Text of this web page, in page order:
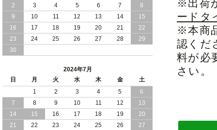
※出荷
ードタ
※本商
認くだ
料が必
さい。
2024/04/23
すのこ の 床板 簡単 軽い コンパクトな
大容量 収納 跳ね上げ式 ベッド
2024/03/28
おすすめ クイーン キング ワイドキング
サイズ で 通気性ある すのこ仕様 大容
畳 仕様 で 敷き布団 が使える 引き出し
収納 付き 大容量 チェスト ベッド 日本
製 ヘッドボードなし
2024/02/23
畳 の 床面 で 敷き布団 で 寝られる 引き
出し 収納庫 付 大容量 チェスト ベッド
日本製
2
3 4 5 6 7
8
9
10 11 12 13 14
15
16
17 18 19 20 21
22
23
24 25 26 27 28
29
30
2024年7月
日
月 火 水 木 金
土
1
2 3 4 5
6
7
8 9 10 11 12
13
14
15 16 17 18 19
20
21
22 23 24 25 26
27